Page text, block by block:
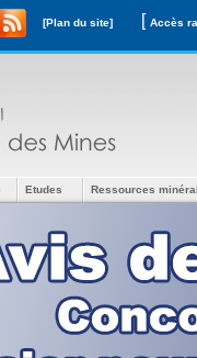
[Plan du site] [
Etudes Ressources